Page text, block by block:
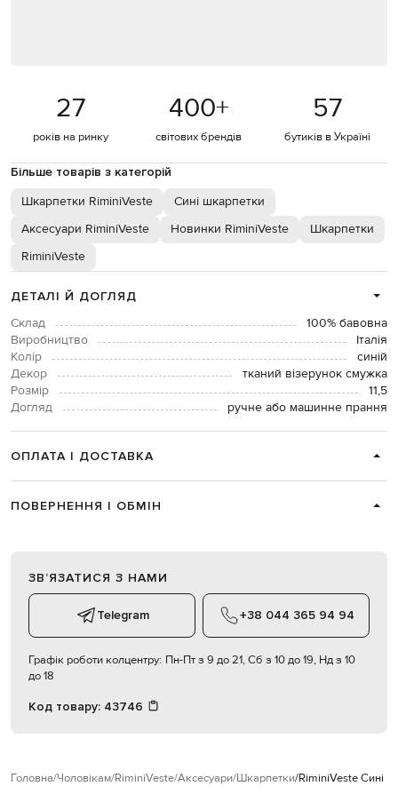
27
років на ринку
400+
світових брендів
57
бутиків в Україні
Більше товарів з категорій
Шкарпетки RiminiVeste
Сині шкарпетки
Аксесуари RiminiVeste
Новинки RiminiVeste
Шкарпетки
RiminiVeste
ДЕТАЛІ Й ДОГЛЯД
Склад
100% бавовна
Виробництво
Італія
Колір
синій
Декор
тканий візерунок смужка
Розмір
11,5
Догляд
ручне або машинне прання
ОПЛАТА І ДОСТАВКА
ПОВЕРНЕННЯ І ОБМІН
ЗВʼЯЗАТИСЯ З НАМИ
Telegram +38 044 365 94 94
Графік роботи колцентру: Пн-Пт з 9 до 21, Сб з 10 до 19, Нд з 10
до 18
Код товару: 43746
Головна Чоловікам RiminiVeste Аксесуари Шкарпетки RiminiVeste Сині